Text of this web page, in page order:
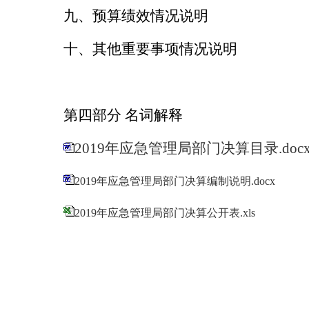
九、预算绩效情况说明
十、其他重要事项情况说明
第四部分 名词解释
2019年应急管理局部门决算目录
2019年应急管理局部门决算编制说明.docx
2019年应急管理局部门决算公开表.xls